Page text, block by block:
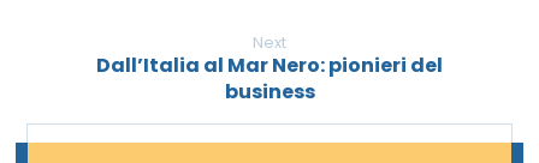
Next
Dall’Italia al Mar Nero: pionieri del
business